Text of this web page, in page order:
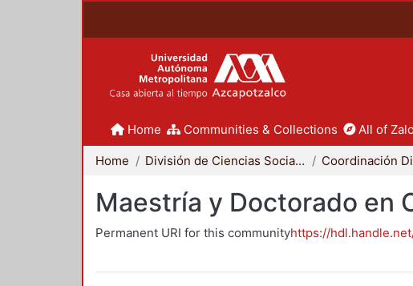
Home Communities & Collections All of
Home División de Ciencias Sociales y Humanidades
Maestría y Doctorado en
Permanent URI for this communityhttps://